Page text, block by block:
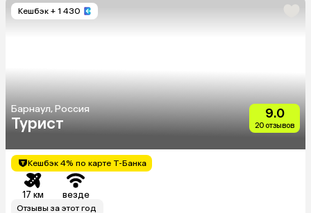
Кешбэк + 1 430
Барнаул, Россия
Турист
9.0
20 отзывов
Кешбэк 4% по карте Т-Банка
17 км везде
Отзывы за этот год